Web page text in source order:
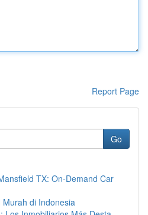
Report Page
Go
TX: On-Demand Car
Murah di Indonesia